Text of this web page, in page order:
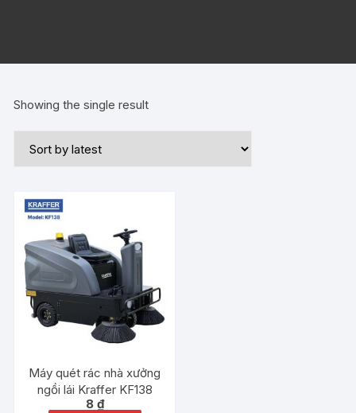
Showing the single result
Máy quét rác nhà xưởng
ngồi lái Kraffer KF138
8 ₫